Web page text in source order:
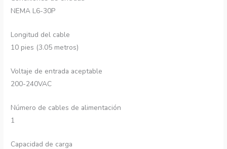
NEMA L6-30P
Longitud del cable
10 pies (3.05 metros)
Voltaje de entrada aceptable
200-240VAC
Número de cables de alimentación
1
Capacidad de carga